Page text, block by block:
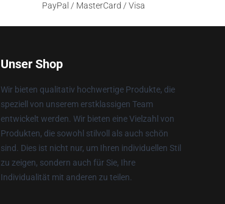
PayPal / MasterCard / Visa
Unser Shop
Wir bieten qualitativ hochwertige Produkte, die
speziell von unserem erstklassigen Team
entwickelt werden. Wir bieten eine Vielzahl von
Produkten, die sowohl stilvoll als auch schön
sind. Dies ist nicht nur, um Ihren individuellen Stil
zu zeigen, sondern auch für Sie, Ihre
Individualität mit anderen zu teilen.